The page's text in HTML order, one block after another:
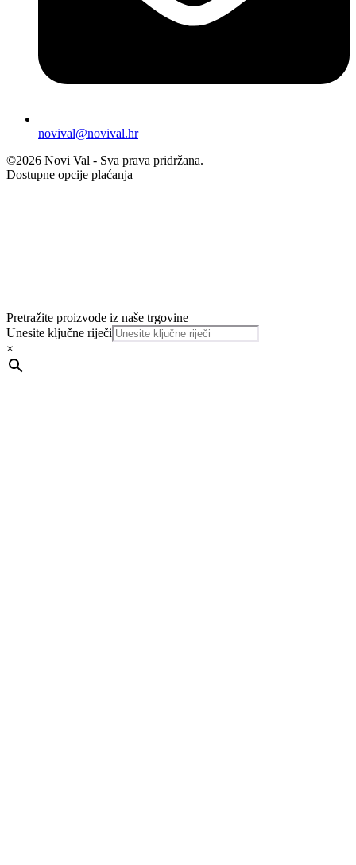
novival@novival.hr
©2026 Novi Val - Sva prava pridržana.
Dostupne opcije plaćanja
Pretražite proizvode iz naše trgovine
Unesite ključne riječi
×